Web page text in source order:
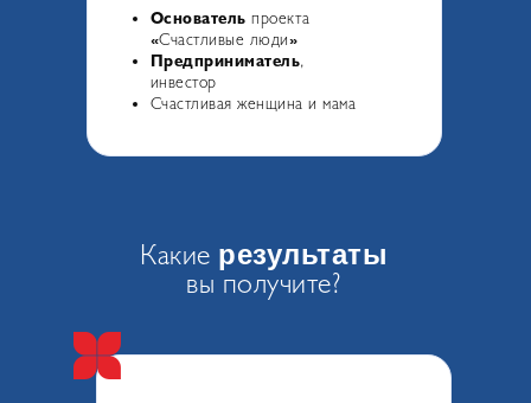
Основатель проекта
«Счастливые люди»
Предприниматель,
инвестор
Счастливая женщина и мама
Какие результаты
вы получите?